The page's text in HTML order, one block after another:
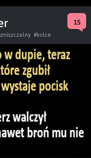
15
#kolce